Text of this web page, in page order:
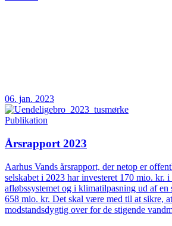
06. jan. 2023
Publikation
Årsrapport 2023
Aarhus Vands årsrapport, der netop er
selskabet i 2023 har investeret 170 mio. kr.
afløbssystemet og i klimatilpasning ud af en
658 mio. kr. Det skal være med til at sikre,
modstandsdygtig over for de stigende